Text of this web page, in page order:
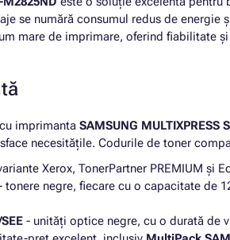
se numără consumul redus de
mare de imprimare, oferind fiabilitate
imprimanta SAMSUNG MULTIXPRESS
necesitățile. Codurile de toner
Xerox, TonerPartner PREMIUM și
tonere negre, fiecare cu o capacitate de
- unități optice negre, cu o durată de